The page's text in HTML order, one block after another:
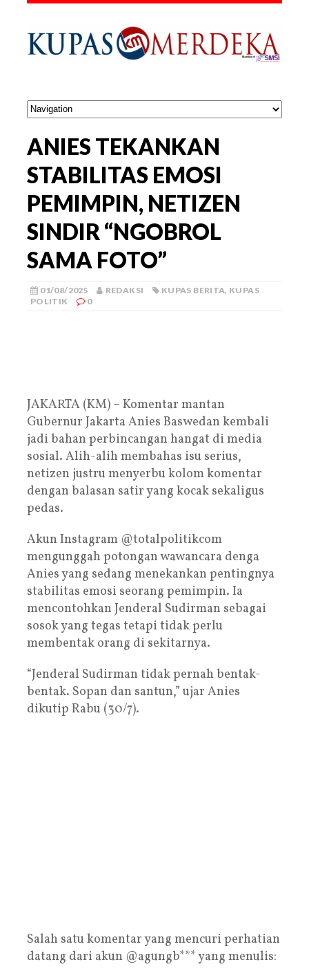
ANIES TEKANKAN
STABILITAS EMOSI
PEMIMPIN, NETIZEN
SINDIR “NGOBROL
SAMA FOTO”
01/08/2025 REDAKSI KUPAS BERITA, KUPAS
POLITIK
0
JAKARTA (KM) – Komentar mantan
Gubernur Jakarta Anies Baswedan kembali
jadi bahan perbincangan hangat di media
sosial. Alih-alih membahas isu serius,
netizen justru menyerbu kolom komentar
dengan balasan satir yang kocak sekaligus
pedas.
Akun Instagram @totalpolitikcom
mengunggah potongan wawancara denga
Anies yang sedang menekankan pentingnya
stabilitas emosi seorang pemimpin. Ia
mencontohkan Jenderal Sudirman sebagai
sosok yang tegas tetapi tidak perlu
membentak orang di sekitarnya.
“Jenderal Sudirman tidak pernah bentak-
bentak. Sopan dan santun,” ujar Anies
dikutip Rabu (30/7).
Salah satu komentar yang mencuri perhatian
datang dari akun @agungb*** yang menulis: